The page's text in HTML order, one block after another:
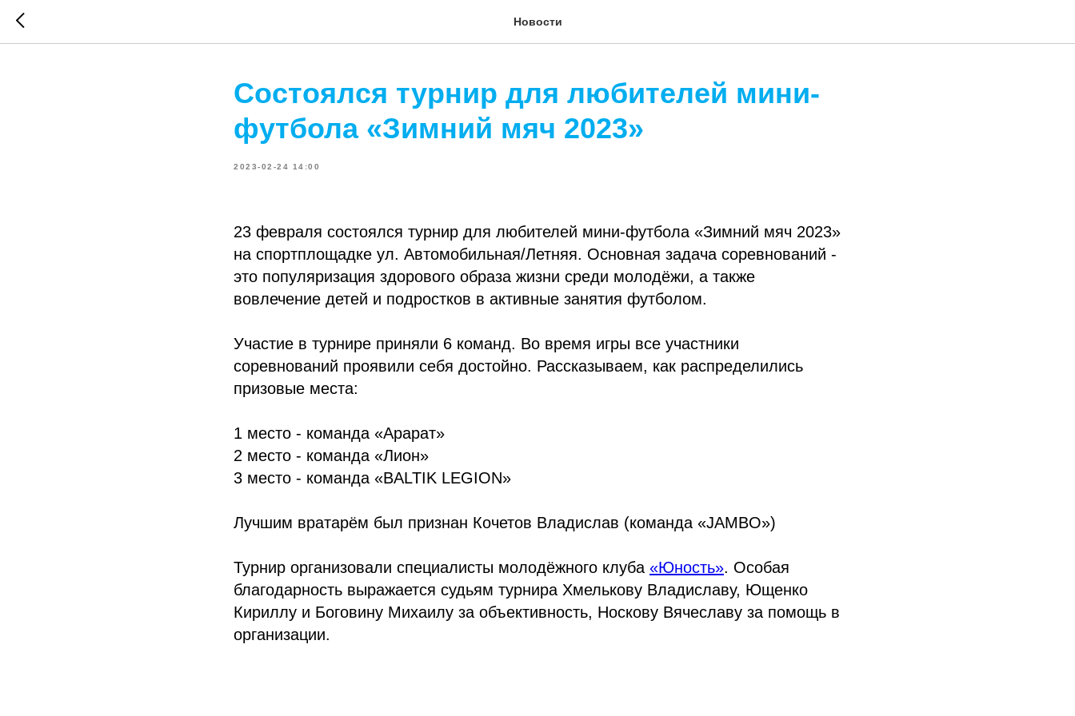
Новости
Состоялся турнир для любителей мини-
футбола «Зимний мяч 2023»
2023-02-24 14:00
23 февраля состоялся турнир для любителей мини-футбола «Зимний мяч 2023»
на спортплощадке ул. Автомобильная/Летняя. Основная задача соревнований -
это популяризация здорового образа жизни среди молодёжи, а также
вовлечение детей и подростков в активные занятия футболом.
Участие в турнире приняли 6 команд. Во время игры все участники
соревнований проявили себя достойно. Рассказываем, как распределились
призовые места:
1 место - команда «Арарат»
2 место - команда «Лион»
3 место - команда «BALTIK LEGION»
Лучшим вратарём был признан Кочетов Владислав (команда «JAMBO»)
Турнир организовали специалисты молодёжного клуба «Юность». Особая
благодарность выражается судьям турнира Хмелькову Владиславу, Ющенко
Кириллу и Боговину Михаилу за объективность, Носкову Вячеславу за помощь в
организации.